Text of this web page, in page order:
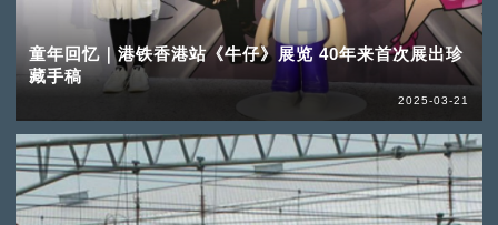
童年回忆｜港铁香港站《牛仔》展览 40年来首次展出珍
藏手稿
2025-03-21